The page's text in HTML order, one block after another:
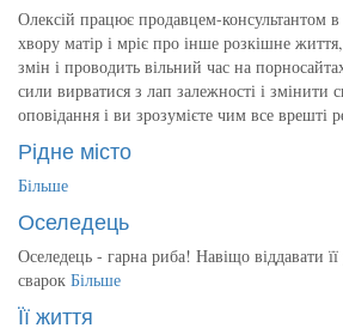
Олексій працює продавцем-консультантом
хвору матір і мріє про інше розкішне життя,
змін і проводить вільний час на
сили вирватися з лап залежності і змінити
оповідання і ви зрозумієте чим все врешті
Рідне місто
Більше
Оселедець
Оселедець - гарна риба! Навіщо віддавати
сварок Більше
Її життя